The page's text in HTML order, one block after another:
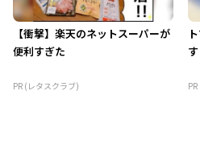
【衝撃】楽天のネットスーパーが
便利すぎた
PR (レタスクラブ)